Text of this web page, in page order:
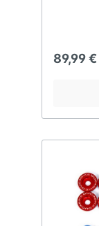
89,99